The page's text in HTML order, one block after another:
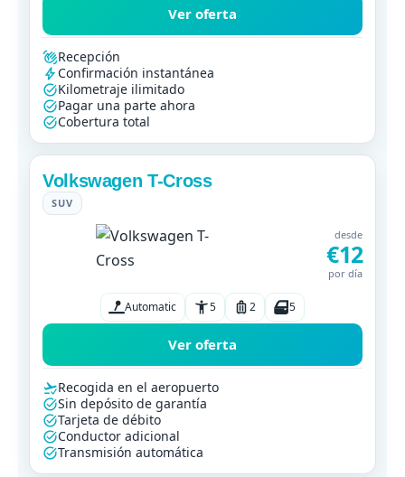
Ver oferta
Recepción
Confirmación instantánea
Kilometraje ilimitado
Pagar una parte ahora
Cobertura total
Volkswagen T-Cross
SUV
desde
€12
por día
Automatic 5 2 5
Ver oferta
Recogida en el aeropuerto
Sin depósito de garantía
Tarjeta de débito
Conductor adicional
Transmisión automática